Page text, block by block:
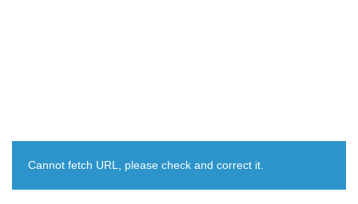
Cannot fetch URL, please check and correct it.